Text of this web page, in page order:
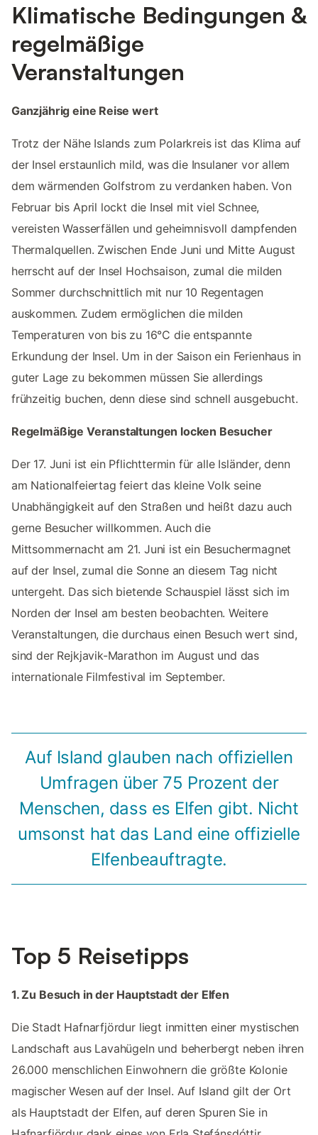
Klimatische Bedingungen &
regelmäßige
Veranstaltungen
Ganzjährig eine Reise wert
Trotz der Nähe Islands zum Polarkreis ist das Klima auf
der Insel erstaunlich mild, was die Insulaner vor allem
dem wärmenden Golfstrom zu verdanken haben. Von
Februar bis April lockt die Insel mit viel Schnee,
vereisten Wasserfällen und geheimnisvoll dampfenden
Thermalquellen. Zwischen Ende Juni und Mitte August
herrscht auf der Insel Hochsaison, zumal die milden
Sommer durchschnittlich mit nur 10 Regentagen
auskommen. Zudem ermöglichen die milden
Temperaturen von bis zu 16°C die entspannte
Erkundung der Insel. Um in der Saison ein Ferienhaus in
guter Lage zu bekommen müssen Sie allerdings
frühzeitig buchen, denn diese sind schnell ausgebucht.
Regelmäßige Veranstaltungen locken Besucher
Der 17. Juni ist ein Pflichttermin für alle Isländer, denn
am Nationalfeiertag feiert das kleine Volk seine
Unabhängigkeit auf den Straßen und heißt dazu auch
gerne Besucher willkommen. Auch die
Mittsommernacht am 21. Juni ist ein Besuchermagnet
auf der Insel, zumal die Sonne an diesem Tag nicht
untergeht. Das sich bietende Schauspiel lässt sich im
Norden der Insel am besten beobachten. Weitere
Veranstaltungen, die durchaus einen Besuch wert sind,
sind der Rejkjavik-Marathon im August und das
internationale Filmfestival im September.
Auf Island glauben nach offiziellen
Umfragen über 75 Prozent der
Menschen, dass es Elfen gibt. Nicht
umsonst hat das Land eine offizielle
Elfenbeauftragte.
Top 5 Reisetipps
1. Zu Besuch in der Hauptstadt der Elfen
Die Stadt Hafnarfjördur liegt inmitten einer mystischen
Landschaft aus Lavahügeln und beherbergt neben ihren
26.000 menschlichen Einwohnern die größte Kolonie
magischer Wesen auf der Insel. Auf Island gilt der Ort
als Hauptstadt der Elfen, auf deren Spuren Sie in